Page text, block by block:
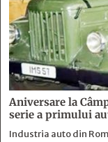
Aniversare la
serie a primului
Industria auto din